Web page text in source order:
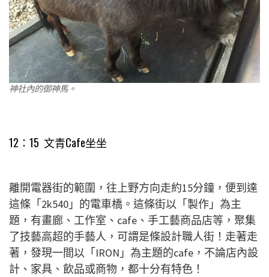
神社內的御神馬。
12：15 文青Cafe坐坐
離開電器街的範圍，往上野方向走約15分鐘，便到達
這條「2k540」的電車橋。這條街以「製作」為主
題，有畫廊、工作室、cafe、手工藝商品店等，聚集
了技藝高超的手藝人，可謂是條設計職人街！走著走
著，發現一間以「IRON」為主題的cafe，不論店內設
計、家具、飲品或商物，都十分有特色！